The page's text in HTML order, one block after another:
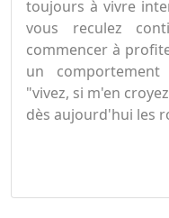
toujours à vivre
vous reculez
commencer à
un
"vivez, si m'en
dès aujourd'hui les